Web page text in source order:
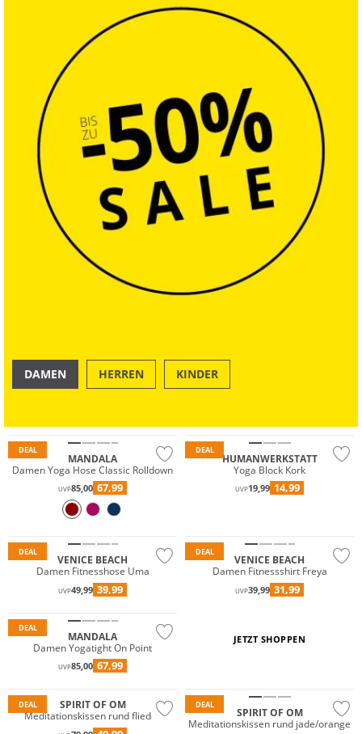
DAMEN HERREN KINDER
DEAL
MANDALA
Damen Yoga Hose Classic Rolldown
UVP85,00 67,99
DEAL
HUMANWERKSTATT
Yoga Block Kork
UVP19,99 14,99
DEAL
VENICE BEACH
Damen Fitnesshose Uma
UVP49,99 39,99
DEAL
VENICE BEACH
Damen Fitnessshirt Freya
UVP39,99 31,99
DEAL
MANDALA
Damen Yogatight On Point
UVP85,00 67,99
JETZT SHOPPEN
DEAL
SPIRIT OF OM
Meditationskissen rund flieder
DEAL
SPIRIT OF OM
Meditationskissen rund jade/orange